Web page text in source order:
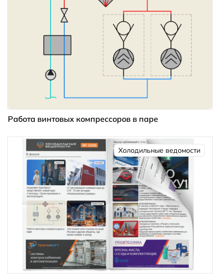
Работа винтовых компрессоров в паре
Холодильные ведомости